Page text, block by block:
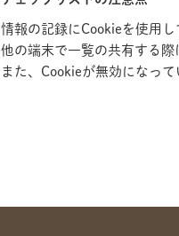
情報の記録にCookieを使用
他の端末で一覧の共有する際
また、Cookieが無効になっ